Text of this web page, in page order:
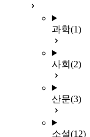
과학(1)
사회 (2)
산문(3)
소설(12)